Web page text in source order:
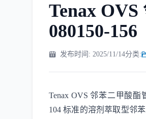
Tenax OVS
080150-156
发布时间: 2025/11/14分类:
Tenax OVS 邻苯二甲酸酯
104 标准的溶剂萃取型邻